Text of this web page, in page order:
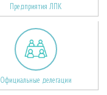
Предприятия ЛПК
Официальные делегации